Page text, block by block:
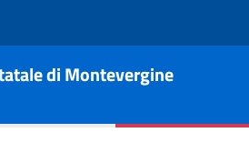
di Montevergine